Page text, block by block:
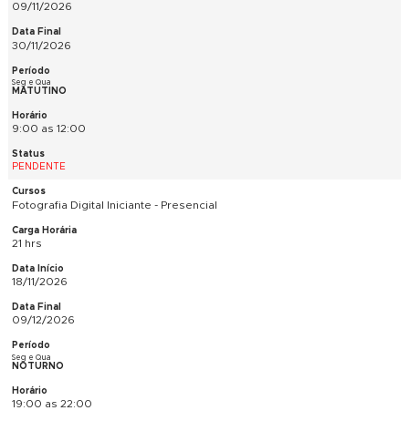
PENDENTE
SketchUp Pro Iniciantes - Presencial
42 hrs
20/10/2026
08/12/2026
NOTURNO
19:00 as 22:00
PENDENTE